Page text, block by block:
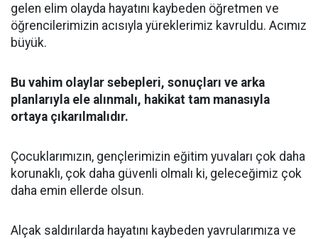
gelen elim olayda hayatını kaybeden öğretmen ve
öğrencilerimizin acısıyla yüreklerimiz kavruldu. Acımız
büyük.
Bu vahim olaylar sebepleri, sonuçları ve arka
planlarıyla ele alınmalı, hakikat tam manasıyla
ortaya çıkarılmalıdır.
Çocuklarımızın, gençlerimizin eğitim yuvaları çok daha
korunaklı, çok daha güvenli olmalı ki, geleceğimiz çok
daha emin ellerde olsun.
Alçak saldırılarda hayatını kaybeden yavrularımıza ve